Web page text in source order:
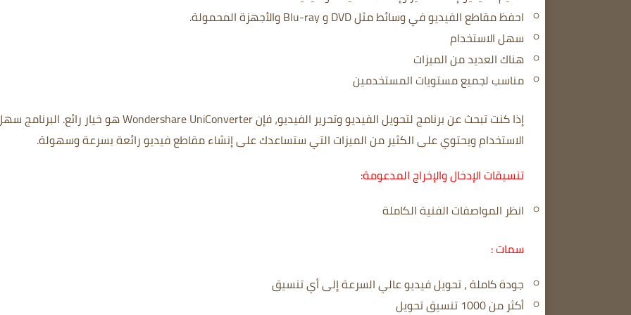
احفظ مقاطع الفيديو في وسائط مثل DVD و Blu-ray والأجهزة المحمولة.
سهل الاستخدام
هناك العديد من الميزات
مناسب لجميع مستويات المستخدمين
إذا كنت تبحث عن برنامج لتحويل الفيديو وتحرير الفيديو، فإن Wondershare UniConverter هو خيار رائع.
البرنامج
الاستخدام ويحتوي على الكثير من الميزات التي ستساعدك على إنشاء مقاطع فيديو رائعة بسرعة وسهولة.
تنسيقات الإدخال والإخراج المدعومة:
انظر المواصفات الفنية الكاملة
سمات :
جودة كاملة ، تحويل فيديو عالي السرعة إلى أي تنسيق
أكثر من 1000 تنسيق تحويل